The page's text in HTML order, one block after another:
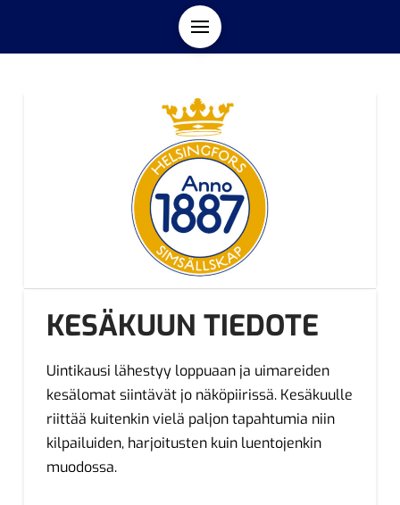
KESÄKUUN TIEDOTE
Uintikausi lähestyy loppuaan ja uimareiden
kesälomat siintävät jo näköpiirissä. Kesäkuulle
riittää kuitenkin vielä paljon tapahtumia niin
kilpailuiden, harjoitusten kuin luentojenkin
muodossa.